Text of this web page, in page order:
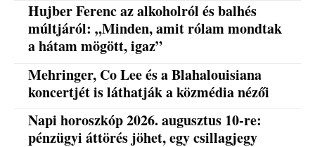
Hujber Ferenc az alkoholról és balhés
múltjáról: „Minden, amit rólam mondtak
a hátam mögött, igaz”
Mehringer, Co Lee és a Blahalouisiana
koncertjét is láthatják a közmédia nézői
Napi horoszkóp 2026. augusztus 10-re:
pénzügyi áttörés jöhet, egy csillagjegy